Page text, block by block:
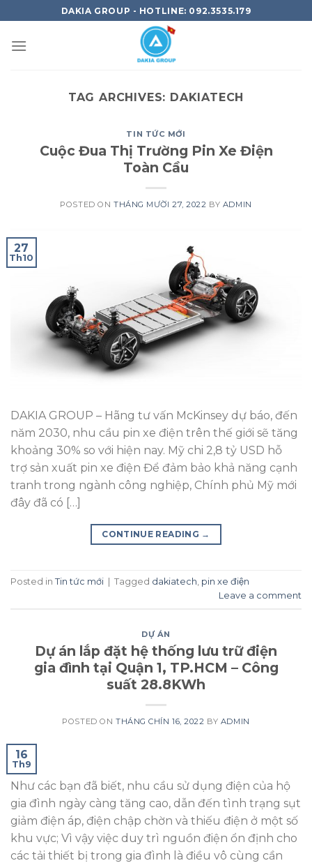
to
content
DAKIA GROUP - HOTLINE: 092.3535.179
TAG ARCHIVES: DAKIATECH
TIN TỨC MỚI
Cuộc Đua Thị Trường Pin Xe Điện
Toàn Cầu
POSTED ON THÁNG MƯỜI 27, 2022 BY ADMIN
27
Th10
DAKIA GROUP – Hãng tư vấn McKinsey dự báo, đến
năm 2030, nhu cầu pin xe điện trên thế giới sẽ tăng
khoảng 30% so với hiện nay. Mỹ chi 2,8 tỷ USD hỗ
trợ sản xuất pin xe điện Để đảm bảo khả năng cạnh
tranh trong ngành công nghiệp, Chính phủ Mỹ mới
đây đã có […]
CONTINUE READING →
Posted in Tin tức mới Tagged dakiatech, pin xe điện
Leave a comment
DỰ ÁN
Dự án lắp đặt hệ thống lưu trữ điện
gia đình tại Quận 1, TP.HCM – Công
suất 28.8KWh
POSTED ON THÁNG CHÍN 16, 2022 BY ADMIN
16
Th9
Như các bạn đã biết, nhu cầu sử dụng điện của hộ
gia đình ngày càng tăng cao, dẫn đến tình trạng sụt
giảm điện áp, điện chập chờn và thiếu điện ở một số
khu vực; Vì vậy việc duy trì nguồn điện ổn định cho
các tải thiết bị trong gia đình là điều vô cùng cần